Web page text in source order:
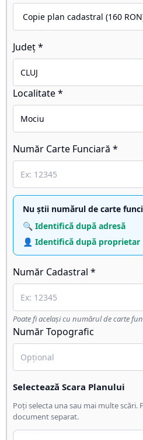
Județ *
Localitate *
Număr Carte Funciară *
Nu știi numărul de carte
🔍 Identifică după adresă
👤 Identifică după proprietar
Număr Cadastral *
Poate fi același cu numărul de carte
Număr Topografic
Selectează Scara Planului
Poți selecta una sau mai multe scări.
document separat.